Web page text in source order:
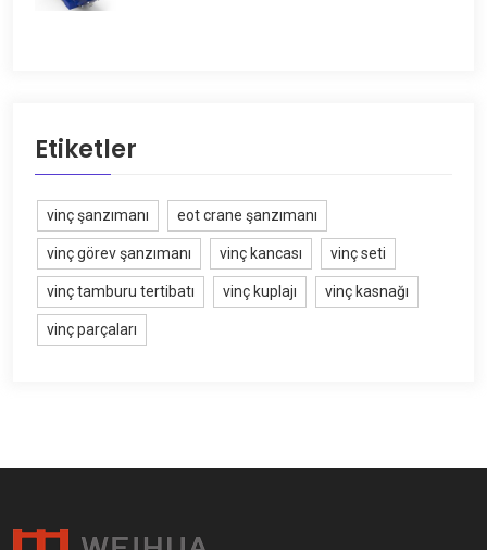
Etiketler
vinç şanzımanı eot crane şanzımanı
vinç görev şanzımanı vinç kancası vinç seti
vinç tamburu tertibatı vinç kuplajı vinç kasnağı
vinç parçaları